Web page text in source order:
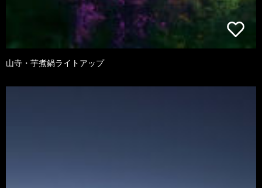
山寺・芋煮鍋ライトアップ